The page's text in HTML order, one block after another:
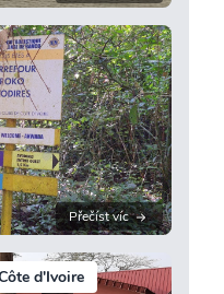
Přečíst víc
d'Ivoire